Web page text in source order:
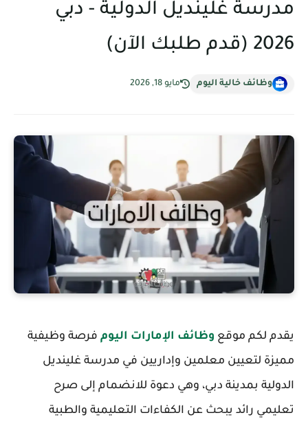
مدرسة غلينديل الدولية - دبي
2026 (قدم طلبك الآن)
وظائف خالية اليوم مايو 18, 2026
يقدم لكم موقع وظائف الإمارات اليوم فرصة وظيفية
مميزة لتعيين معلمين وإداريين في مدرسة غلينديل
الدولية بمدينة دبي، وهي دعوة للانضمام إلى صرح
تعليمي رائد يبحث عن الكفاءات التعليمية والطبية